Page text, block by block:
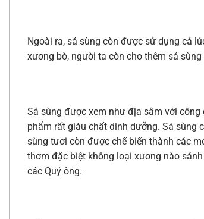
Ngoài ra, sá sùng còn được sử dụng cả
xương bò, người ta còn cho thêm sá
Sá sùng được xem như địa sâm với
phẩm rất giàu chất dinh dưỡng. Sá sùng
sùng tươi còn được chế biến thành các
thơm đặc biệt không loại xương nào
các Quý ông.